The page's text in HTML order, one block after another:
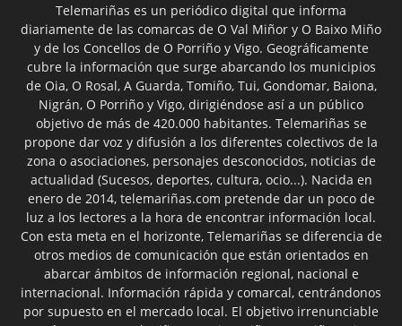
Telemariñas es un periódico digital que informa
diariamente de las comarcas de O Val Miñor y O Baixo Miño
y de los Concellos de O Porriño y Vigo. Geográficamente
cubre la información que surge abarcando los municipios
de Oia, O Rosal, A Guarda, Tomiño, Tui, Gondomar, Baiona,
Nigrán, O Porriño y Vigo, dirigiéndose así a un público
objetivo de más de 420.000 habitantes. Telemariñas se
propone dar voz y difusión a los diferentes colectivos de la
zona o asociaciones, personajes desconocidos, noticias de
actualidad (Sucesos, deportes, cultura, ocio...). Nacida en
enero de 2014, telemariñas.com pretende dar un poco de
luz a los lectores a la hora de encontrar información local.
Con esta meta en el horizonte, Telemariñas se diferencia de
otros medios de comunicación que están orientados en
abarcar ámbitos de información regional, nacional e
internacional. Información rápida y comarcal, centrándonos
por supuesto en el mercado local. El objetivo irrenunciable